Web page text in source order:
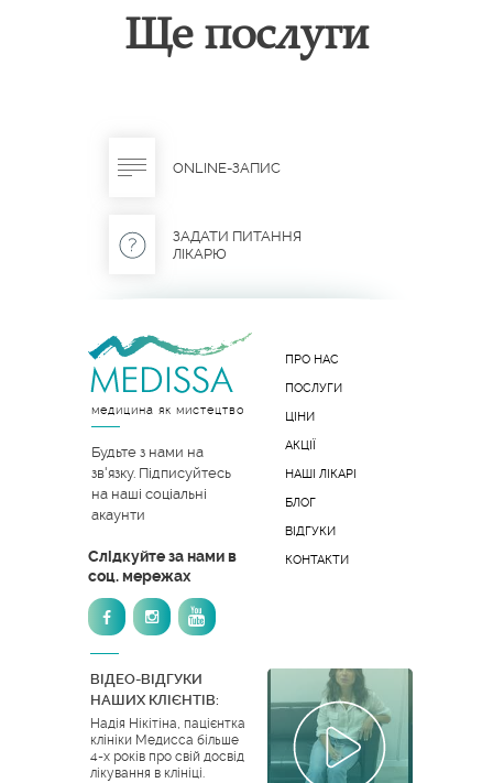
Ще послуги
ONLINE-ЗАПИС
ЗАДАТИ ПИТАННЯ
ЛІКАРЮ
медицина як мистецтво
Будьте з нами на
зв'язку. Підписуйтесь
на наші соціальні
акаунти
Слідкуйте за нами в
соц. мережах
ПРО НАС
ПОСЛУГИ
ЦІНИ
АКЦІЇ
НАШІ ЛІКАРІ
БЛОГ
ВІДГУКИ
КОНТАКТИ
ВІДЕО-ВІДГУКИ
НАШИХ КЛІЄНТІВ:
Надія Нікітіна, пацієнтка
клініки Медисса більше
4-х років про свій досвід
лікування в клініці.